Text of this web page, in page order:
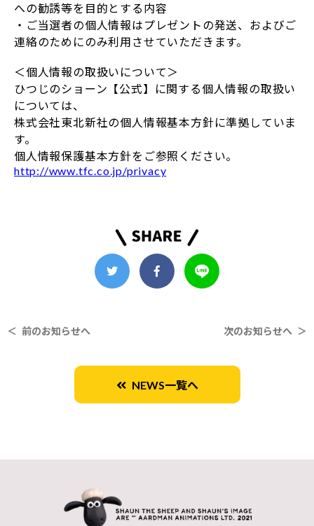
への勧誘等を目的とする内容
・ご当選者の個人情報はプレゼントの発送、およびご
連絡のためにのみ利用させていただきます。
＜個人情報の取扱いについて＞
ひつじのショーン【公式】に関する個人情報の取扱い
については、
株式会社東北新社の個人情報基本方針に準拠していま
す。
個人情報保護基本方針をご参照ください。
http://www.tfc.co.jp/privacy
＜ 前のお知らせへ 次のお知らせへ ＞
NEWS一覧へ